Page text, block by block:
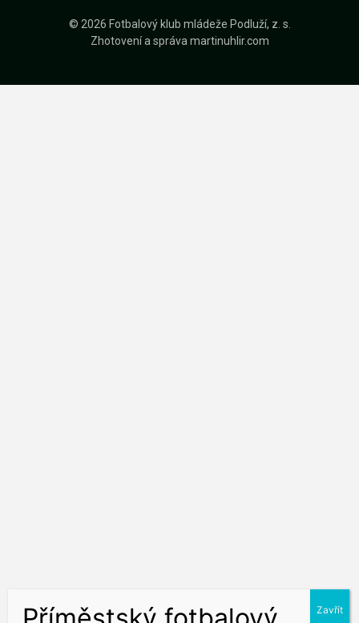
© 2026 Fotbalový klub mládeže Podluží, z. s.
Zhotovení a správa martinuhlir.com